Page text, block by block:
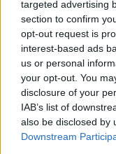
targeted advertising
section to confirm
opt-out request is
interest-based ads
us or personal
your opt-out. You
disclosure of your
IAB’s list of
also be disclosed by
Downstream
Σύνεχίζουμε με